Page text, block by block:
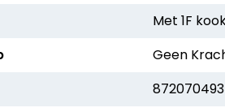
Met 1F
Geen